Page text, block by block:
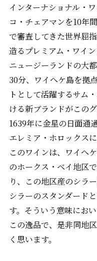
インターナショナル・
コ・チェアマンを10年
で審査してきた世界屈
造るプレミアム・ワイン
ニュージーランドの大
30分、ワイへケ島を拠
トとして活躍するサム
ける新ブランドがこの
1639年に金星の日面通
エレミア・ホロックス
このワインは、ワイへ
のホークス・ベイ地区
り、この地区産のシラ
シラーのスタンダード
す。そういう意味にお
この逸品で、是非同地
く思います。